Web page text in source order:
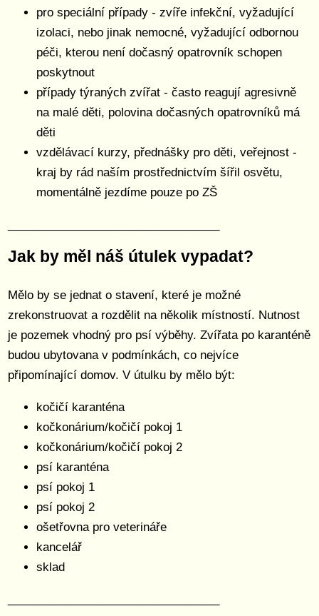
pro speciální případy - zvíře infekční, vyžadující
izolaci, nebo jinak nemocné, vyžadující odbornou
péči, kterou není dočasný opatrovník schopen
poskytnout
případy týraných zvířat - často reagují agresivně
na malé děti, polovina dočasných opatrovníků má
děti
vzdělávací kurzy, přednášky pro děti, veřejnost -
kraj by rád naším prostřednictvím šířil osvětu,
momentálně jezdíme pouze po ZŠ
Jak by měl náš útulek vypadat?
Mělo by se jednat o stavení, které je možné
zrekonstruovat a rozdělit na několik místností. Nutnost
je pozemek vhodný pro psí výběhy. Zvířata po karanténě
budou ubytovana v podmínkách, co nejvíce
připomínající domov. V útulku by mělo být:
kočičí karanténa
kočkonárium/kočičí pokoj 1
kočkonárium/kočičí pokoj 2
psí karanténa
psí pokoj 1
psí pokoj 2
ošetřovna pro veterináře
kancelář
sklad